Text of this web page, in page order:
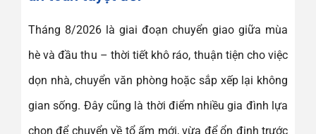
Tháng 8/2026 là giai đoạn chuyển giao giữa mùa
hè và đầu thu – thời tiết khô ráo, thuận tiện cho việc
dọn nhà, chuyển văn phòng hoặc sắp xếp lại không
gian sống. Đây cũng là thời điểm nhiều gia đình lựa
chọn để chuyển về tổ ấm mới, vừa để ổn định trước